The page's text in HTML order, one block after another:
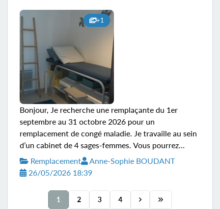
+1
Bonjour, Je recherche une remplaçante du 1er
septembre au 31 octobre 2026 pour un
remplacement de congé maladie. Je travaille au sein
d’un cabinet de 4 sages-femmes. Vous pourrez
compter sur mes collègues pour toutes questions.
Possibilité de compagnonnage avec une collègue ou
maladie). L'activité est variée : consultation gynéco
et contraception, suivi de grossesse, préparation à
Remplacement
Anne-Sophie BOUDANT
26/05/2026 18:39
1 2 3 4